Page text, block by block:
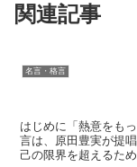
関連記事
名言・格言
はじめに「熱意をも
言は、原田豊実が提
己の限界を超えるた